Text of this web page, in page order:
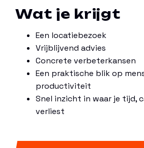
Wat je krijgt
Een locatiebezoek
Vrijblijvend advies
Concrete verbeterkansen
Een praktische blik op
productiviteit
Snel inzicht in waar je tijd,
verliest